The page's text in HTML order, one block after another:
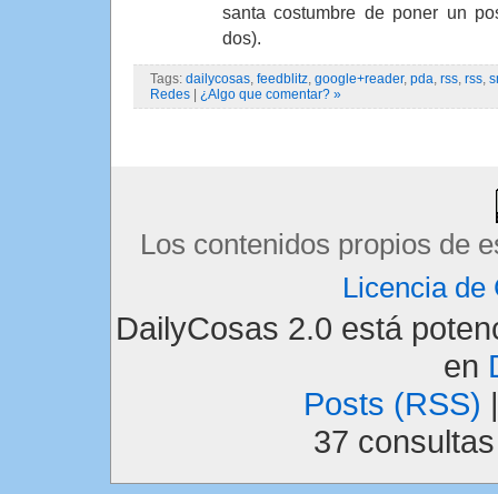
santa costumbre de poner un
dos).
Tags: dailycosas, feedblitz, google+reader, pda, rss, rss,
Redes
¿Algo que comentar? »
Los contenidos propios de
Licencia de
DailyCosas 2.0 está
en
Posts (RSS)
37